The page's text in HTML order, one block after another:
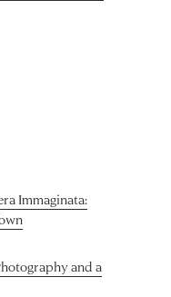
Immaginata:
and a